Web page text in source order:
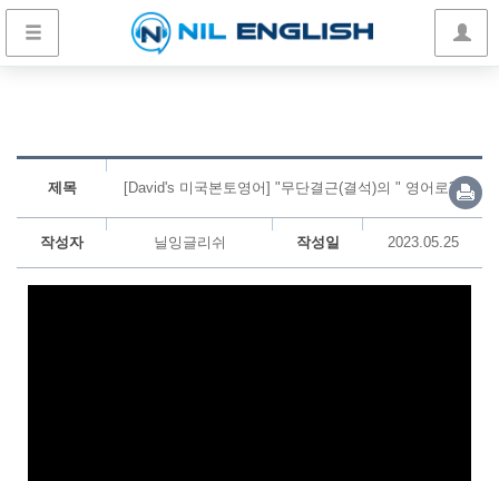
제목 [David's 미국본토영어] "무단결근(결석)의 " 영어로??
작성자 닐잉글리쉬 작성일 2023.05.25